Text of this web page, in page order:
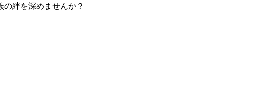
絆を深めませんか？